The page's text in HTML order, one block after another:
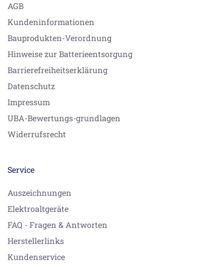
AGB
Kundeninformationen
Bauprodukten-Verordnung
Hinweise zur Batterieentsorgung
Barrierefreiheitserklärung
Datenschutz
Impressum
UBA-Bewertungs-grundlagen
Widerrufsrecht
Service
Auszeichnungen
Elektroaltgeräte
FAQ - Fragen & Antworten
Herstellerlinks
Kundenservice